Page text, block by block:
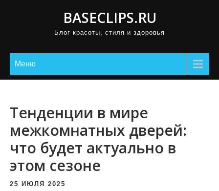
BASECLIPS.RU
Блог красоты, стиля и здоровья
Меню
Тенденции в мире
межкомнатных дверей:
что будет актуально в
этом сезоне
25 ИЮЛЯ 2025